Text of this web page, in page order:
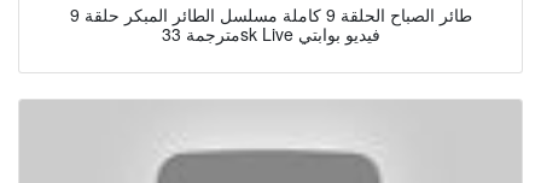
طائر الصباح الحلقة 9 كاملة مسلسل الطائر المبكر حلقة 9
مترجمة 33sk Live فيديو بوابتي